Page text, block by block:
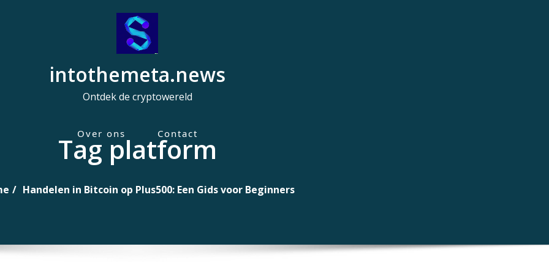
intothemeta.news
Ontdek de cryptowereld
H
o
f
e
Over ons Contact
Tag platform
Handelen in Bitcoin op Plus500: Een Gids voor Beginners